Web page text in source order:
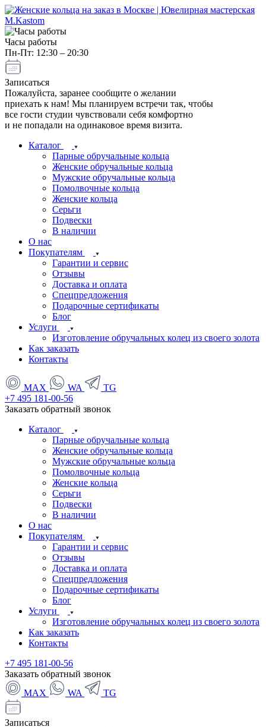
Часы работы
Пн-Пт: 12:30 – 20:30
Записаться
Пожалуйста, заранее сообщите о желании
приехать к нам! Мы планируем встречи так, чтобы
все гости студии чувствовали себя комфортно
и не попадали на одинаковое время визита.
Каталог
Парные обручальные кольца
Женские обручальные кольца
Мужские обручальные кольца
Помолвочные кольца
Женские кольца
Серьги
Подвески
В наличии
О нас
Покупателям
Гарантии и сервис
Отзывы
Доставка и оплата
Спецпредложения
Подарочные сертификаты
Блог
Услуги
Изготовление обручальных колец из своего золота
Как заказать
Контакты
MAX WA
TG
+7 495 181-00-56
Заказать обратный звонок
Каталог
Парные обручальные кольца
Женские обручальные кольца
Мужские обручальные кольца
Помолвочные кольца
Женские кольца
Серьги
Подвески
В наличии
О нас
Покупателям
Гарантии и сервис
Отзывы
Доставка и оплата
Спецпредложения
Подарочные сертификаты
Блог
Услуги
Изготовление обручальных колец из своего золота
Как заказать
Контакты
+7 495 181-00-56
Заказать обратный звонок
MAX
WA TG
Записаться